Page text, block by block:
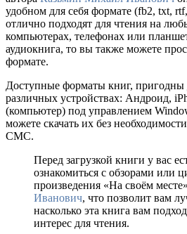
удобном для себя формате (fb2, txt,
отлично подходят для чтения на
компьютерах, телефонах или
аудиокнига, то вы также можете
формате.
Доступные форматы книг, пригодны
различных устройствах: Андроид,
(компьютер) под управлением
можете скачать их без
СМС.
Перед загрузкой книги у вас
ознакомиться с обзорами или
произведения «На своём месте»
Иванович, что позволит вам
насколько эта книга вам
интерес для чтения.